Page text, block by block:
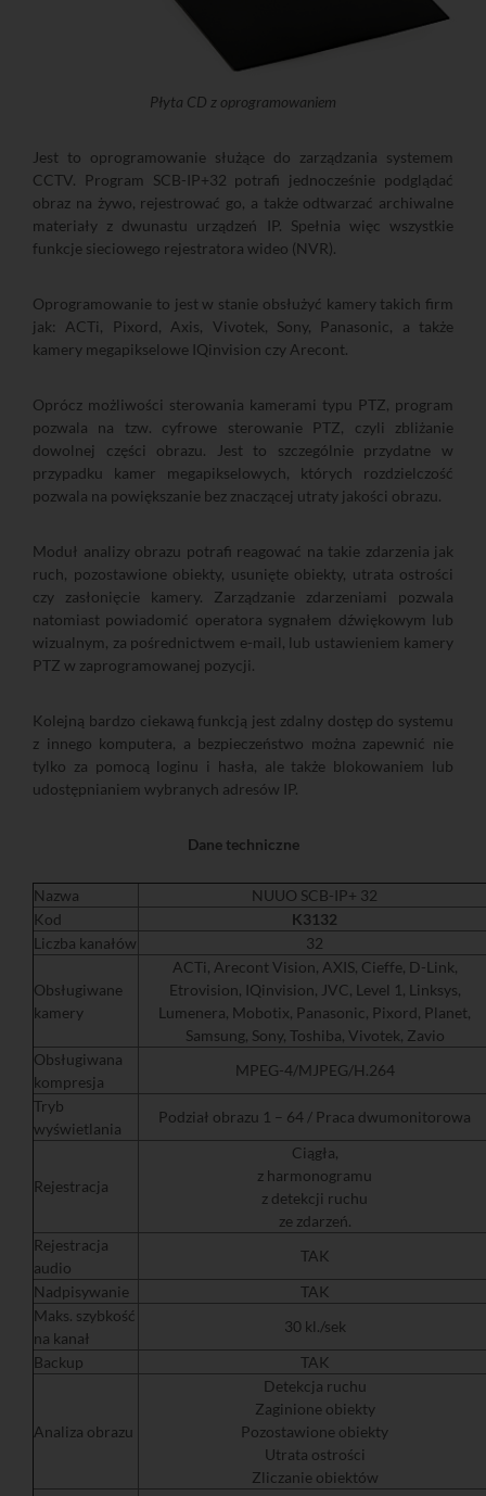
Płyta CD z oprogramowaniem
Jest to oprogramowanie służące do zarządzania systemem
CCTV. Program SCB-IP+32 potrafi jednocześnie podglądać
obraz na żywo, rejestrować go, a także odtwarzać archiwalne
materiały z dwunastu urządzeń IP. Spełnia więc wszystkie
funkcje sieciowego rejestratora wideo (NVR).
Oprogramowanie to jest w stanie obsłużyć kamery takich firm
jak: ACTi, Pixord, Axis, Vivotek, Sony, Panasonic, a także
kamery megapikselowe IQinvision czy Arecont.
Oprócz możliwości sterowania kamerami typu PTZ, program
pozwala na tzw. cyfrowe sterowanie PTZ, czyli zbliżanie
dowolnej części obrazu. Jest to szczególnie przydatne w
przypadku kamer megapikselowych, których rozdzielczość
pozwala na powiększanie bez znaczącej utraty jakości obrazu.
Moduł analizy obrazu potrafi reagować na takie zdarzenia jak
ruch, pozostawione obiekty, usunięte obiekty, utrata ostrości
czy zasłonięcie kamery. Zarządzanie zdarzeniami pozwala
natomiast powiadomić operatora sygnałem dźwiękowym lub
wizualnym, za pośrednictwem e-mail, lub ustawieniem kamery
PTZ w zaprogramowanej pozycji.
Kolejną bardzo ciekawą funkcją jest zdalny dostęp do systemu
z innego komputera, a bezpieczeństwo można zapewnić nie
tylko za pomocą loginu i hasła, ale także blokowaniem lub
udostępnianiem wybranych adresów IP.
Dane techniczne
Nazwa
NUUO SCB-IP+ 32
Kod
K3132
Liczba kanałów
32
Obsługiwane
kamery
ACTi, Arecont Vision, AXIS, Cieffe, D-Link,
Etrovision, IQinvision, JVC, Level 1, Linksys,
Lumenera, Mobotix, Panasonic, Pixord, Planet,
Samsung, Sony, Toshiba, Vivotek, Zavio
Obsługiwana
kompresja
MPEG-4/MJPEG/H.264
Tryb
wyświetlania
Podział obrazu 1 – 64 / Praca dwumonitorowa
Rejestracja
Ciągła,
z harmonogramu
z detekcji ruchu
ze zdarzeń.
Rejestracja
audio
TAK
Nadpisywanie
TAK
Maks. szybkość
na kanał
30 kl./sek
Backup
TAK
Analiza obrazu
Detekcja ruchu
Zaginione obiekty
Pozostawione obiekty
Utrata ostrości
Zliczanie obiektów